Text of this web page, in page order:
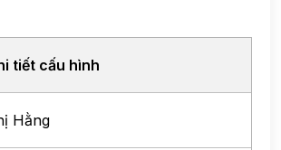
tiết cấu hình
Hằng